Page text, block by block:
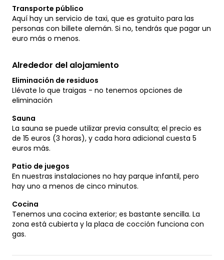
Transporte público
Aquí hay un servicio de taxi, que es gratuito para las
personas con billete alemán. Si no, tendrás que pagar un
euro más o menos.
Alrededor del alojamiento
Eliminación de residuos
Llévate lo que traigas - no tenemos opciones de
eliminación
Sauna
La sauna se puede utilizar previa consulta; el precio es
de 15 euros (3 horas), y cada hora adicional cuesta 5
euros más.
Patio de juegos
En nuestras instalaciones no hay parque infantil, pero
hay uno a menos de cinco minutos.
Cocina
Tenemos una cocina exterior; es bastante sencilla. La
zona está cubierta y la placa de cocción funciona con
gas.